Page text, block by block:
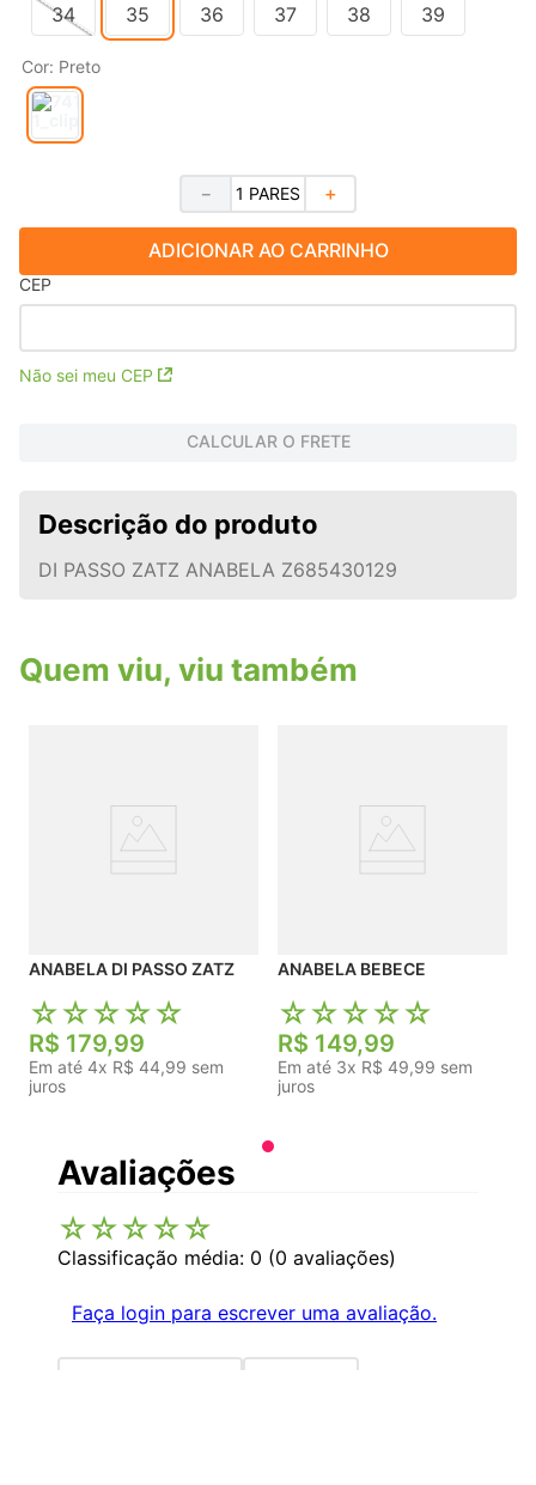
34 35 36 37 38 39
Cor: Preto
＋
－
ADICIONAR AO CARRINHO
CEP
Não sei meu CEP
CALCULAR O FRETE
Descrição do produto
DI PASSO ZATZ ANABELA Z685430129
Quem viu, viu também
ANABELA DI PASSO ZATZ
☆☆☆☆☆
R$ 179,99
Em até 4x R$ 44,99 sem
juros
ANABELA BEBECE
☆☆☆☆☆
R$ 149,99
Em até 3x R$ 49,99 sem
juros
Avaliações
☆☆☆☆☆
Classificação média: 0 (0 avaliações)
Faça login para escrever uma avaliação.